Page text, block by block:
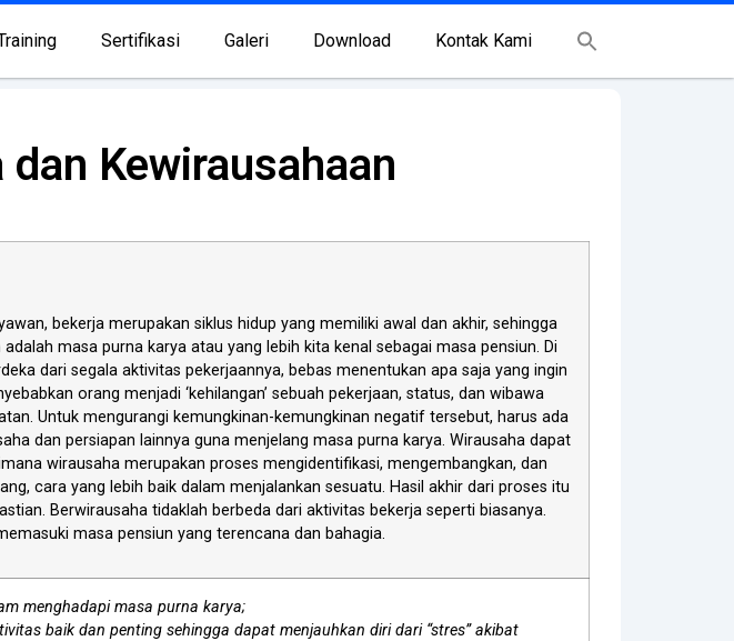
Sertifikasi Galeri Download Kontak Kami
Kewirausahaan
bekerja merupakan siklus hidup yang memiliki awal dan akhir, sehingga
masa purna karya atau yang lebih kita kenal sebagai masa pensiun. Di
dari segala aktivitas pekerjaannya, bebas menentukan apa saja yang ingin
orang menjadi ‘kehilangan’ sebuah pekerjaan, status, dan wibawa
Untuk mengurangi kemungkinan-kemungkinan negatif tersebut, harus ada
dan persiapan lainnya guna menjelang masa purna karya. Wirausaha dapat
wirausaha merupakan proses mengidentifikasi, mengembangkan, dan
cara yang lebih baik dalam menjalankan sesuatu. Hasil akhir dari proses itu
Berwirausaha tidaklah berbeda dari aktivitas bekerja seperti biasanya.
masa pensiun yang terencana dan bahagia.
menghadapi masa purna karya;
baik dan penting sehingga dapat menjauhkan diri dari “stres” akibat